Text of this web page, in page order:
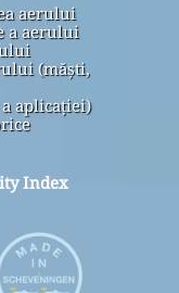
aerului
a aerului
(măști,
aplicației)
Index